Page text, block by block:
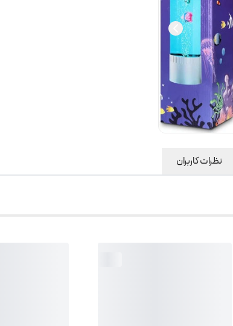
نظرات کاربران